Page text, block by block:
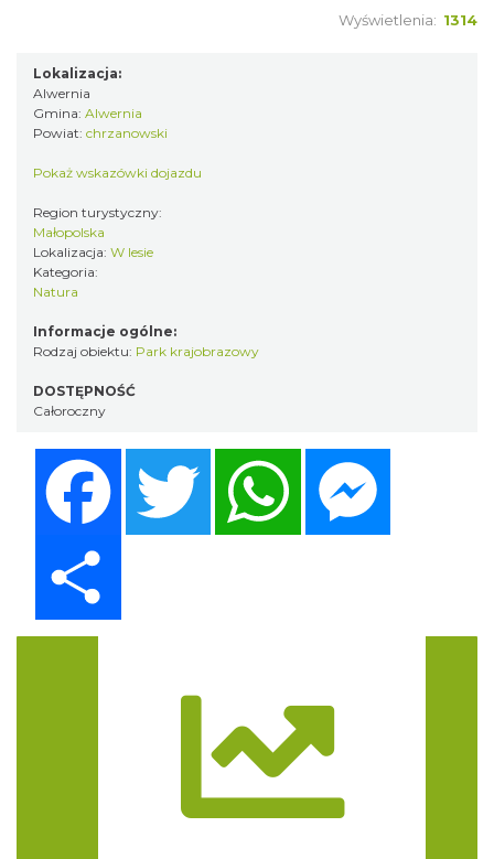
Wyświetlenia: 1314
Lokalizacja:
Alwernia
Gmina: Alwernia
Powiat: chrzanowski
Pokaż wskazówki dojazdu
Region turystyczny:
Małopolska
Lokalizacja: W lesie
Kategoria:
Natura
Informacje ogólne:
Rodzaj obiektu: Park krajobrazowy
DOSTĘPNOŚĆ
Całoroczny
Twitter WhatsApp